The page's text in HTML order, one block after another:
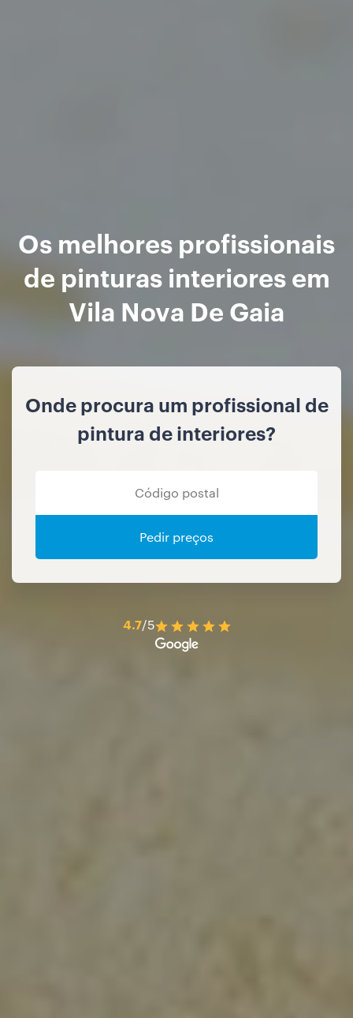
Os melhores profissionais
de pinturas interiores em
Vila Nova De Gaia
Onde procura um profissional de
pintura de interiores?
Pedir preços
4.7/5